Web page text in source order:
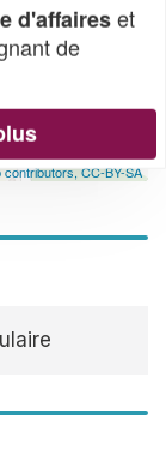
contributors,CC-BY-SA
d'affaireset
de